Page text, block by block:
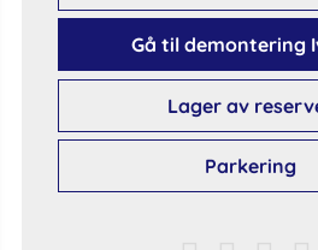
Gå til demontering
Lager av
Parkering